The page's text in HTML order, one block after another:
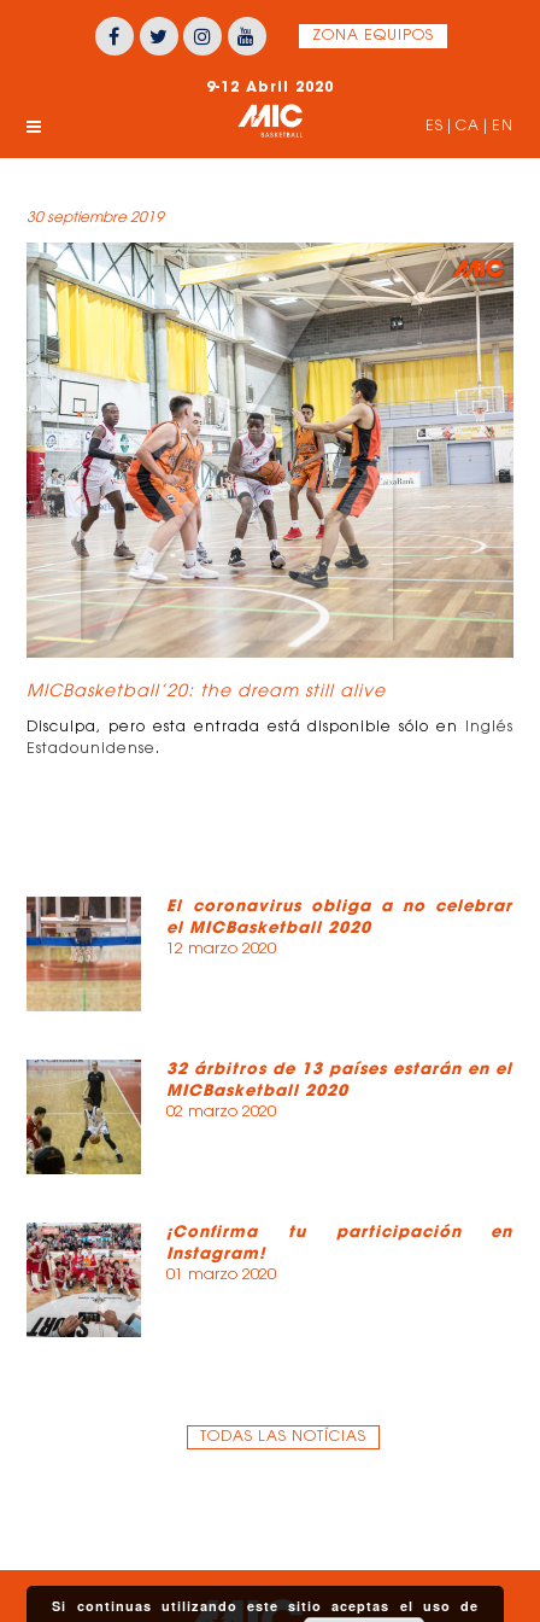
ZONA EQUIPOS
9-12 Abril 2020
ES CA EN
30 septiembre 2019
MICBasketball’20: the dream still alive
Disculpa, pero esta entrada está disponible sólo en
Inglés
Estadounidense .
El coronavirus obliga a no celebrar
el MICBasketball 2020
12 marzo 2020
32 árbitros de 13 países estarán en el
MICBasketball 2020
02 marzo 2020
¡Confirma tu participación en
Instagram!
01 marzo 2020
TODAS LAS NOTÍCIAS
Si continuas utilizando este sitio aceptas el uso de